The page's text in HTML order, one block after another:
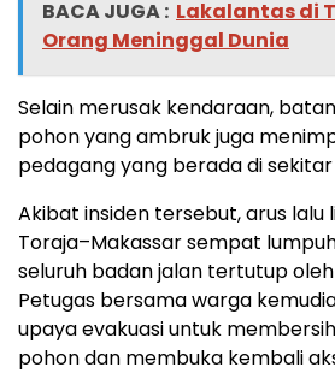
BACA JUGA : Lakalantas di
Orang Meninggal Dunia
Selain merusak kendaraan,
pohon yang ambruk juga
pedagang yang berada di sekitar
Akibat insiden tersebut, arus lalu
Toraja–Makassar sempat
seluruh badan jalan tertutup
Petugas bersama warga
upaya evakuasi untuk
pohon dan membuka kembali